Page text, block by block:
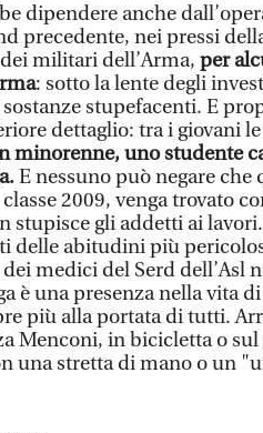
dipendere anche
precedente, nei pressi
militari dell’Arma, per
: sotto la lente degli
stupefacenti. E
dettaglio: tra i giovani
minorenne, uno studente
E nessuno può negare che
2009, venga trovato
stupisce gli addetti ai
delle abitudini più
medici del Serd dell’Asl
è una presenza nella vita
più alla portata di tutti.
Menconi, in bicicletta o
una stretta di mano o un